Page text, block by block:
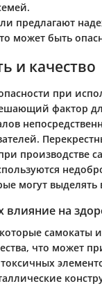
предлагают
может быть
и качество
при
фактор
производстве
могут выделять
влияние на
самокаты
что может